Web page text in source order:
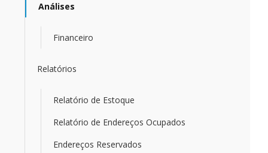
Análises
Financeiro
Relatórios
Relatório de Estoque
Relatório de Endereços Ocupados
Endereços Reservados